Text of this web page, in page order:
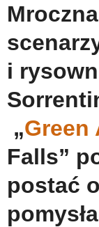
i
„Green
Falls”
postać